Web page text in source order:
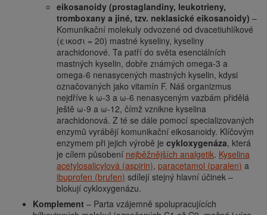
eikosanoidy (prostaglandiny, leukotrieny,
tromboxany a jiné, tzv. neklasické eikosanoidy) –
Komunikační molekuly odvozené od dvacetiuhlíkové
(εικοσι = 20) mastné kyseliny, kyseliny
arachidonové. Ta patří do světa esenciálních
mastných kyselin, dobře známých omega-3 a
omega-6 nenasycených mastných kyselin, kdysi
označovaných jako vitamín F. Náš organizmus
nejdříve k ω-3 a ω-6 nenasyceným vazbám přidělá
ještě ω-9 a ω-12, čímž vznikne kyselina
arachidonová. Z té se dále pomocí specializovaných
enzymů vyrábějí komunikační eikosanoidy. Klíčovým
enzymem při jejich výrobě je cykloxygenáza, která
je cílem působení nejběžnějších analgetik. Kyselina
acetylosalicylová (aspirin), paracetamol (paralen) a
ibuprofen (brufen) sdílejí stejný hlavní účinek –
blokují cykloxygenázu.
Komplement – Parta vzájemně spolupracujících